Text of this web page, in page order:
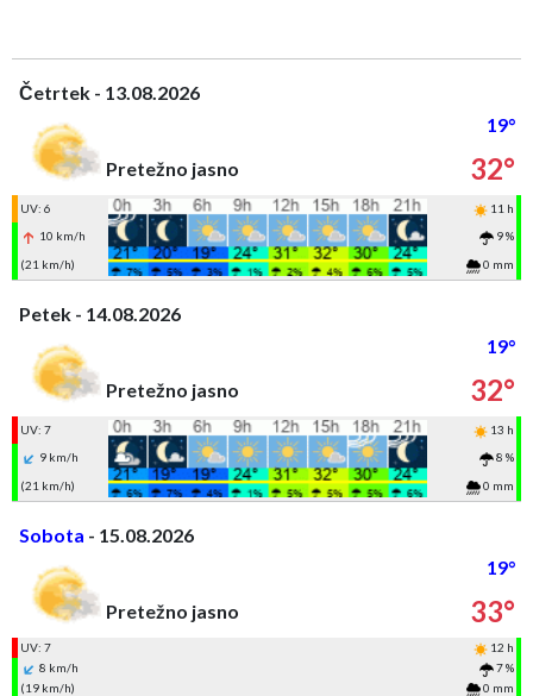
Četrtek - 13.08.2026
19°
Pretežno jasno
32°
UV: 6
11 h
10 km/h
9 %
(21 km/h)
0 mm
Petek - 14.08.2026
19°
Pretežno jasno
32°
UV: 7
13 h
9 km/h
8 %
(21 km/h)
0 mm
Sobota - 15.08.2026
19°
Pretežno jasno
33°
UV: 7
12 h
8 km/h
7 %
(19 km/h)
0 mm